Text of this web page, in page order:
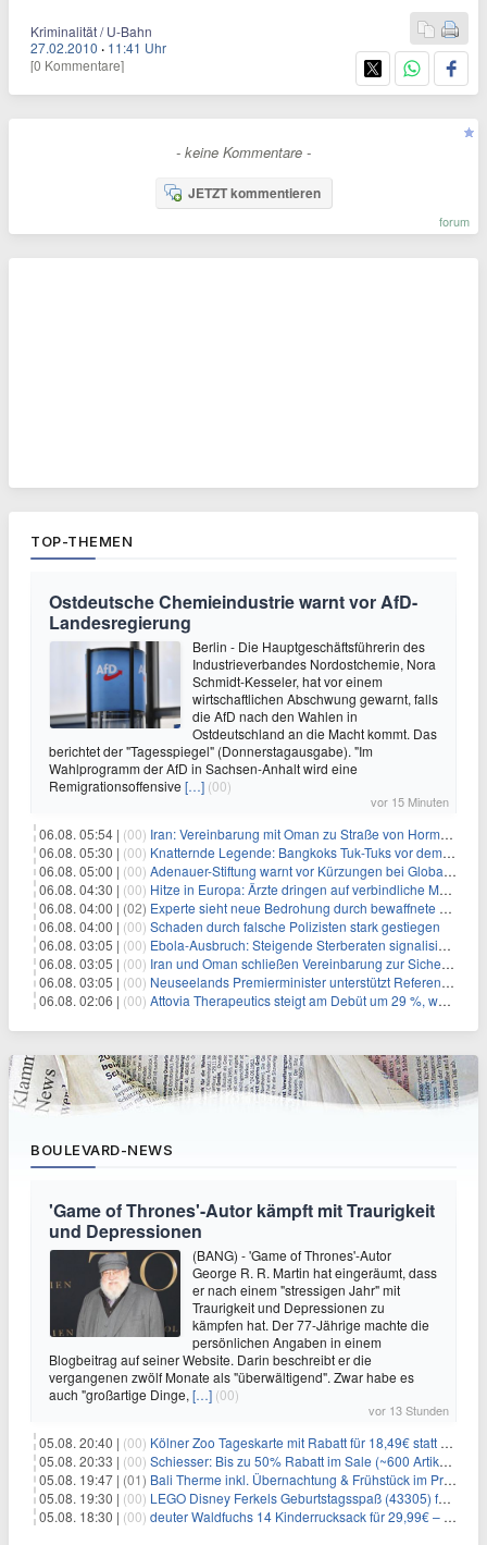
Kriminalität / U-Bahn
27.02.2010 · 11:41 Uhr
[0 Kommentare]
- keine Kommentare -
JETZT kommentieren
forum
TOP-THEMEN
Ostdeutsche Chemieindustrie warnt vor AfD-
Landesregierung
Berlin - Die Hauptgeschäftsführerin des
Industrieverbandes Nordostchemie, Nora
Schmidt-Kesseler, hat vor einem
wirtschaftlichen Abschwung gewarnt, falls
die AfD nach den Wahlen in
Ostdeutschland an die Macht kommt. Das
berichtet der "Tagesspiegel" (Donnerstagausgabe). "Im
Wahlprogramm der AfD in Sachsen-Anhalt wird eine
Remigrationsoffensive […] (00)
vor 15 Minuten
06.08. 05:54 | (00) Iran: Vereinbarung mit Oman zu Straße von Hormus fast fertig
06.08. 05:30 | (00) Knatternde Legende: Bangkoks Tuk-Tuks vor dem Aus?
06.08. 05:00 | (00) Adenauer-Stiftung warnt vor Kürzungen bei Globaler Gesundheit
06.08. 04:30 | (00) Hitze in Europa: Ärzte dringen auf verbindliche Maßnahmen
06.08. 04:00 | (02) Experte sieht neue Bedrohung durch bewaffnete Drohnen
06.08. 04:00 | (00) Schaden durch falsche Polizisten stark gestiegen
06.08. 03:05 | (00) Ebola-Ausbruch: Steigende Sterberaten signalisieren dringenden Bedarf an verbesserter Gesundheitsinfrastruktur
06.08. 03:05 | (00) Iran und Oman schließen Vereinbarung zur Sicherung des Schiffsverkehrs durch die Straße von Hormuz
06.08. 03:05 | (00) Neuseelands Premierminister unterstützt Referendum über das Wahlsystem: Ein Schritt in Richtung verbesserter demokratischer Beteiligung
06.08. 02:06 | (00) Attovia Therapeutics steigt am Debüt um 29 %, was starkes Investorenvertrauen in biotechnologische Innovation signalisiert
BOULEVARD-NEWS
'Game of Thrones'-Autor kämpft mit Traurigkeit
und Depressionen
(BANG) - 'Game of Thrones'-Autor
George R. R. Martin hat eingeräumt, dass
er nach einem "stressigen Jahr" mit
Traurigkeit und Depressionen zu
kämpfen hat. Der 77-Jährige machte die
persönlichen Angaben in einem
Blogbeitrag auf seiner Website. Darin beschreibt er die
vergangenen zwölf Monate als "überwältigend". Zwar habe es
auch "großartige Dinge, […] (00)
vor 13 Stunden
05.08. 20:40 | (00) Kölner Zoo Tageskarte mit Rabatt für 18,49€ statt 29,50€ – einlösbar bis Dezember
05.08. 20:33 | (00) Schiesser: Bis zu 50% Rabatt im Sale (~600 Artikel zur Auswahl)
05.08. 19:47 | (01) Bali Therme inkl. Übernachtung & Frühstück im Premium Hotel (Bad Oeynhausen) ab 89€ p.P.
05.08. 19:30 | (00) LEGO Disney Ferkels Geburtstagsspaß (43305) für 29,10€
05.08. 18:30 | (00) deuter Waldfuchs 14 Kinderrucksack für 29,99€ – Amber-maple